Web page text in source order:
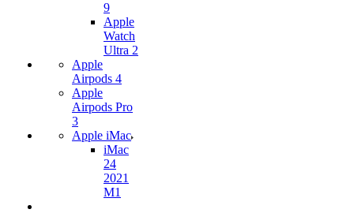
9
Apple
Watch
Ultra 2
Apple
Airpods 4
Apple
Airpods Pro
3
Apple iMac
iMac
24
2021
M1